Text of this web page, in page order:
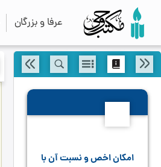
عرفا و بزرگان
امکان اخص و نسبت آن با